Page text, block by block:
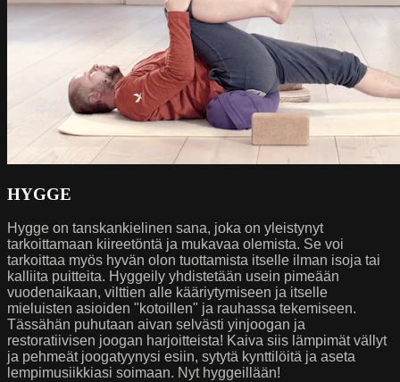
HYGGE
Hygge on tanskankielinen sana, joka on yleistynyt
tarkoittamaan kiireetöntä ja mukavaa olemista. Se voi
tarkoittaa myös hyvän olon tuottamista itselle ilman isoja tai
kalliita puitteita. Hyggeily yhdistetään usein pimeään
vuodenaikaan, vilttien alle kääriytymiseen ja itselle
mieluisten asioiden "kotoillen" ja rauhassa tekemiseen.
Tässähän puhutaan aivan selvästi yinjoogan ja
restoratiivisen joogan harjoitteista! Kaiva siis lämpimät vällyt
ja pehmeät joogatyynysi esiin, sytytä kynttilöitä ja aseta
lempimusiikkiasi soimaan. Nyt hyggeillään!